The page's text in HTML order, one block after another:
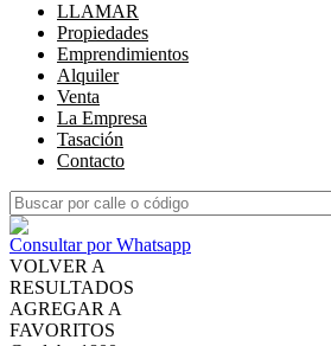
LLAMAR
Propiedades
Emprendimientos
Alquiler
Venta
La Empresa
Tasación
Contacto
Consultar por Whatsapp
VOLVER A
RESULTADOS
AGREGAR A
FAVORITOS